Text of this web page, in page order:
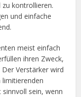
zu kontrollieren.
und einfache
meist einfach
ihren Zweck,
Verstärker wird
sein, wenn